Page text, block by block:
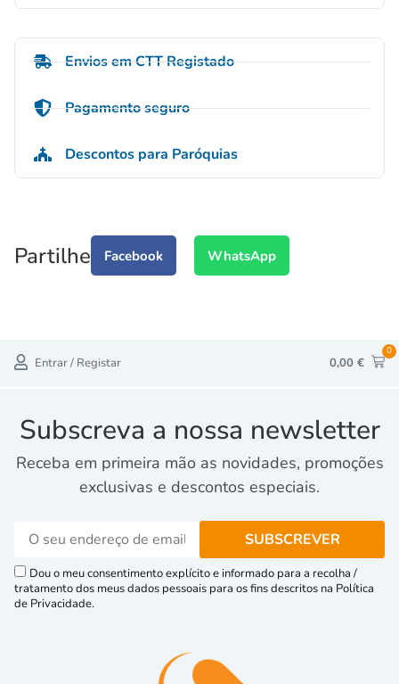
Envios em CTT Registado
Pagamento seguro
Descontos para Paróquias
Partilhe Facebook WhatsApp
Entrar / Registar 0,00 €
0
Subscreva a nossa newsletter
Receba em primeira mão as novidades, promoções
exclusivas e descontos especiais.
Dou o meu consentimento explícito e informado para a recolha /
tratamento dos meus dados pessoais para os fins descritos na Política
de Privacidade.